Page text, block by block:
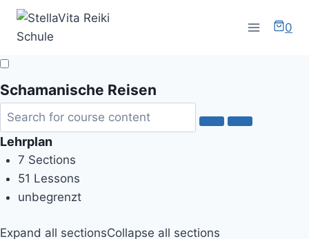
Zum
springen
0
Schamanische Reisen
Lehrplan
7 Sections
51 Lessons
unbegrenzt
Expand all sectionsCollapse all sections